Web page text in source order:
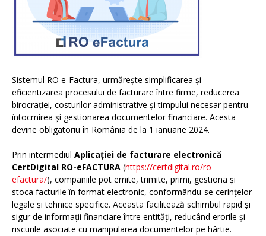
Sistemul RO e-Factura, urmărește simplificarea și
eficientizarea procesului de facturare între firme, reducerea
birocrației, costurilor administrative și timpului necesar pentru
întocmirea și gestionarea documentelor financiare. Acesta
devine obligatoriu în România de la 1 ianuarie 2024.
Prin intermediul Aplicației de facturare electronică
CertDigital RO-eFACTURA (https://certdigital.ro/ro-
efactura/), companiile pot emite, trimite, primi, gestiona și
stoca facturile în format electronic, conformându-se cerințelor
legale și tehnice specifice. Aceasta facilitează schimbul rapid și
sigur de informații financiare între entități, reducând erorile și
riscurile asociate cu manipularea documentelor pe hârtie.